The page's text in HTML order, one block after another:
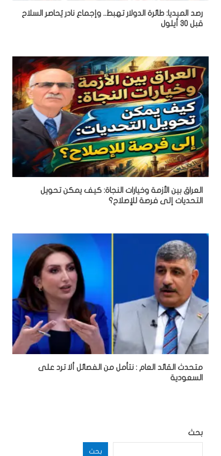
رصد الميديا: طائرة الدولار تهبط.. وإجماع نادر يُحاصر السلاح
قبل 30 أيلول
العراق بين الأزمة وخيارات النجاة: كيف يمكن تحويل
التحديات إلى فرصة للإصلاح؟
متحدث القائد العام : نتأمل من الفصائل ألا ترد على
السعودية
بحث
بحث